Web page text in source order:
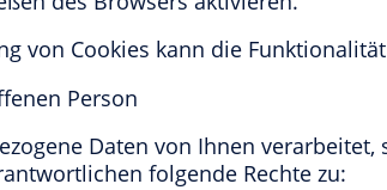
von Cookies kann die
Person
Daten von Ihnen
folgende Rechte zu: